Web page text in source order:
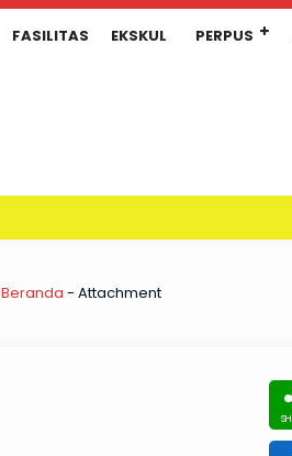
FASILITAS EKSKUL PERPUS
Beranda - Attachment